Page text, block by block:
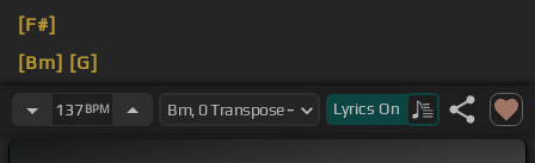
[F#]
[Bm] [G]
137BPM Lyrics On